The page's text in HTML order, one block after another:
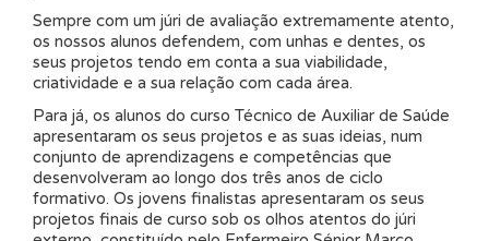
Sempre com um júri de avaliação extremamente atento,
os nossos alunos defendem, com unhas e dentes, os
seus projetos tendo em conta a sua viabilidade,
criatividade e a sua relação com cada área.
Para já, os alunos do curso Técnico de Auxiliar de Saúde
apresentaram os seus projetos e as suas ideias, num
conjunto de aprendizagens e competências que
desenvolveram ao longo dos três anos de ciclo
formativo. Os jovens finalistas apresentaram os seus
projetos finais de curso sob os olhos atentos do júri